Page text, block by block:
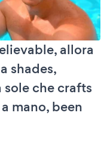
allora
shades,
che crafts
mano, been